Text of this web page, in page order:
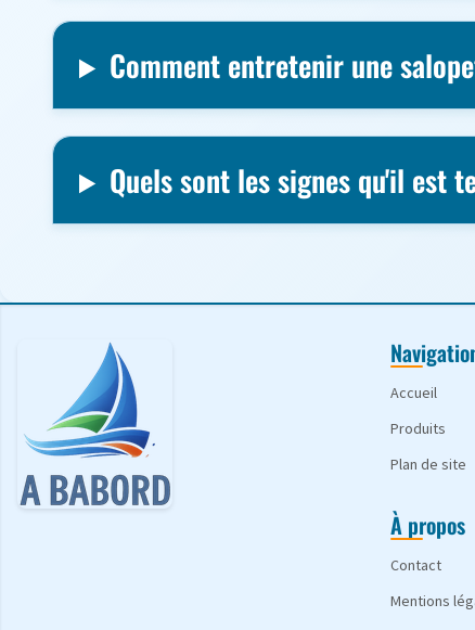
Comment entretenir une
Quels sont les signes qu'il est
Accueil
Produits
Plan de site
À propos
Contact
Mentions